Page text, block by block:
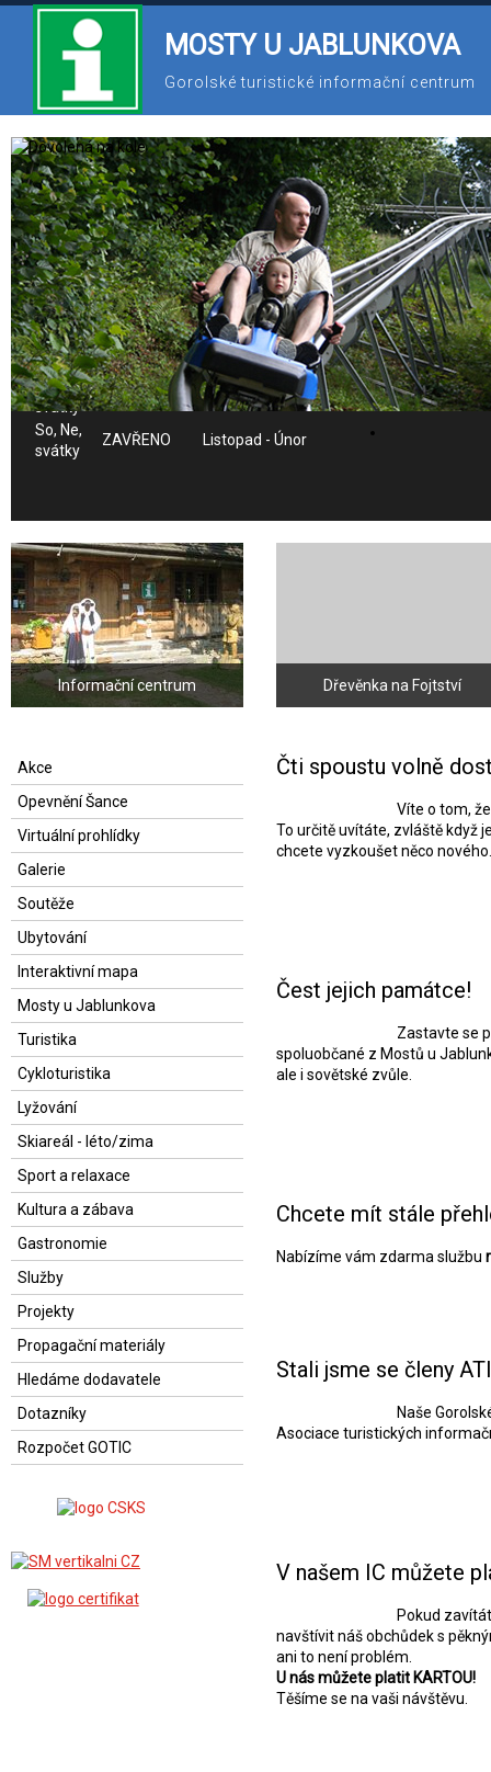
MOSTY U JABLUNKOVA
Gorolské turistické informační centrum
558 341 586
603 825 226
ic@gotic.cz
Provozní doba IC:
Po-Pá
8:00 - 16:00
Celý rok
So
8:30 - 14:30
Červenec - Srpen
So,
svátky
8:30 - 12:30
Září - Říjen a
Březen - Červen
Ne,
svátky
8:30 - 12:30
Červenec - Srpen
So, Ne,
svátky
ZAVŘENO Listopad - Únor
Informační centrum Dřevěnka na Fojtství
Akce
Opevnění Šance
Virtuální prohlídky
Galerie
Soutěže
Ubytování
Interaktivní mapa
Mosty u Jablunkova
Turistika
Cykloturistika
Lyžování
Skiareál - léto/zima
Sport a relaxace
Kultura a zábava
Gastronomie
Služby
Projekty
Propagační materiály
Hledáme dodavatele
Dotazníky
Rozpočet GOTIC
Čti spoustu volně
Víte o tom,
To určitě uvítáte, zvláště když
chcete vyzkoušet něco
Čest jejich památce!
Zastavte se
spoluobčané z Mostů u
ale i sovětské zvůle.
Chcete mít stále
Nabízíme vám zdarma službu
Stali jsme se členy
Naše
Asociace turistických
V našem IC můžete
Pokud
navštívit náš obchůdek s
ani to není problém.
U nás můžete platit KARTOU!
Těšíme se na vaši návštěvu.